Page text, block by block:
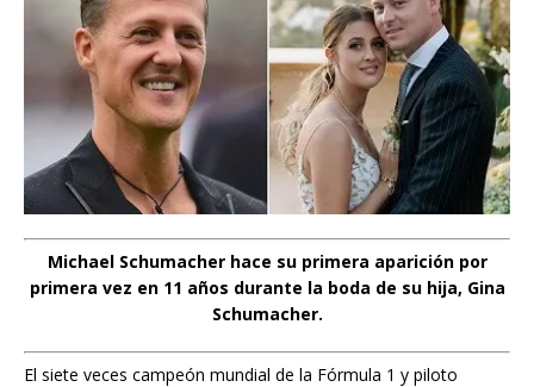
Michael Schumacher hace su primera aparición por
primera vez en 11 años durante la boda de su hija, Gina
Schumacher.
El siete veces campeón mundial de la Fórmula 1 y piloto